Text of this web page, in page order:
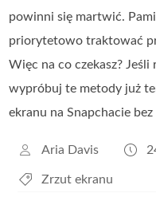
powinni się martwić.
priorytetowo traktować
Więc na co czekasz?
wypróbuj te metody już
ekranu na Snapchacie
Aria Davis
Zrzut ekranu